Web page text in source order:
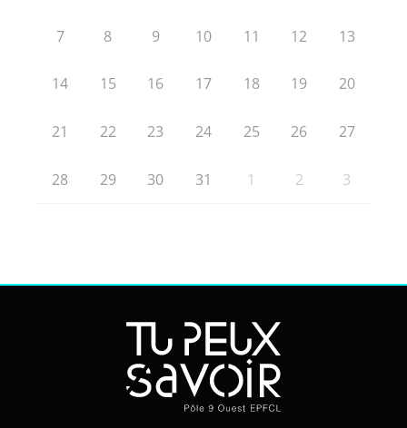
7 8 9 10 11 12 13
14 15 16 17 18 19 20
21 22 23 24 25 26 27
28 29 30 31 1 2 3